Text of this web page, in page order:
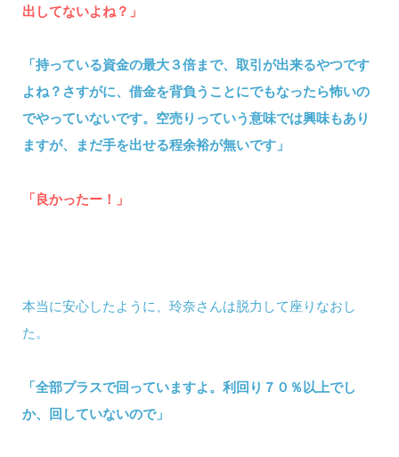
出してないよね？」
「持っている資金の最大３倍まで、取引が出来るやつです
よね？さすがに、借金を背負うことにでもなったら怖いの
でやっていないです。空売りっていう意味では興味もあり
ますが、まだ手を出せる程余裕が無いです」
「良かったー！」
本当に安心したように、玲奈さんは脱力して座りなおし
た。
「全部プラスで回っていますよ。利回り７０％以上でし
か、回していないので」